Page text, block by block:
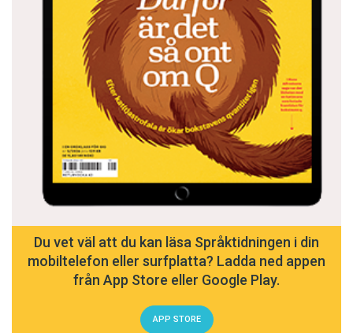
Du vet väl att du kan läsa Språktidningen i din
mobiltelefon eller surfplatta? Ladda ned appen
från App Store eller Google Play.
APP STORE